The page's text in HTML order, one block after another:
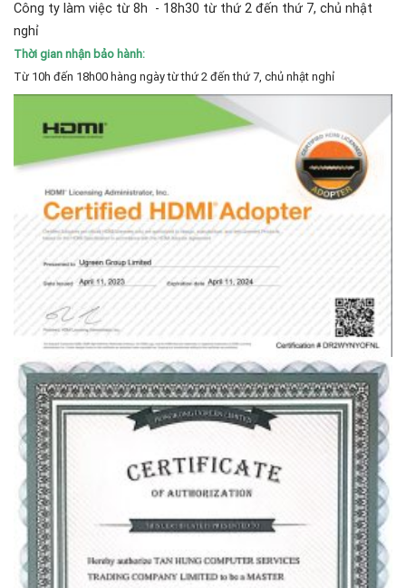
Công ty làm việc từ 8h - 18h30 từ thứ 2 đến thứ 7, chủ nhật
nghỉ
Thời gian nhận bảo hành:
Từ 10h đến 18h00 hàng ngày từ thứ 2 đến thứ 7, chủ nhật nghỉ